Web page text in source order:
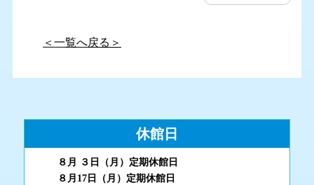
＜一覧へ戻る＞
休館日
８月 ３ 日（月 ） 定期休館日
８月17日（月 ）定期休館日